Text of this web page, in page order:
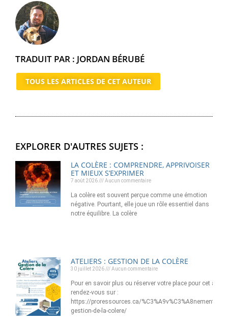
TRADUIT PAR : JORDAN BÉRUBÉ
TOUS LES ARTICLES DE CET AUTEUR
EXPLORER D'AUTRES SUJETS :
LA COLÈRE : COMPRENDRE, APPRIVOISER
ET MIEUX S’EXPRIMER
7 août 2026 Aucun commentaire
La colère est souvent perçue comme une émotion
négative. Pourtant, elle joue un rôle essentiel dans
notre équilibre. La colère
ATELIERS : GESTION DE LA COLÈRE
30 juillet 2026 Aucun commentaire
Pour en savoir plus ou réserver votre place pour cet
rendez-vous sur :
https://proressources.ca/%C3%A9v%C3%A8nement/
gestion-de-la-colere/